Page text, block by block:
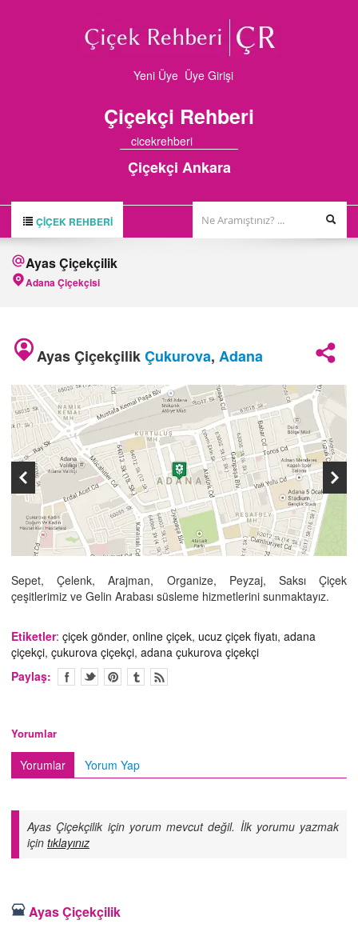
Yeni Üye Üye Girişi
Çiçekçi Rehberi
cicekrehberi
Çiçekçi Ankara
ÇIÇEK REHBERI
ÇİÇEKÇİLER
FİRMA BAŞVURUSU
İLETİŞİM
Ayas Çiçekçilik
Adana Çiçekçisi
Ayas ÇiçekçilikÇukurova, Adana
Sepet, Çelenk, Arajman, Organize, Peyzaj, Saksı Çiçek
çeşitlerimiz ve Gelin Arabası süsleme hizmetlerini sunmaktayız.
Etiketler: çiçek gönder, online çiçek, ucuz çiçek fiyatı, adana
çiçekçi, çukurova çiçekçi, adana çukurova çiçekçi
Paylaş:
Yorumlar
Yorumlar Yorum Yap
Ayas Çiçekçilik için yorum mevcut değil. İlk yorumu yazmak
için tıklayınız
Ayas Çiçekçilik